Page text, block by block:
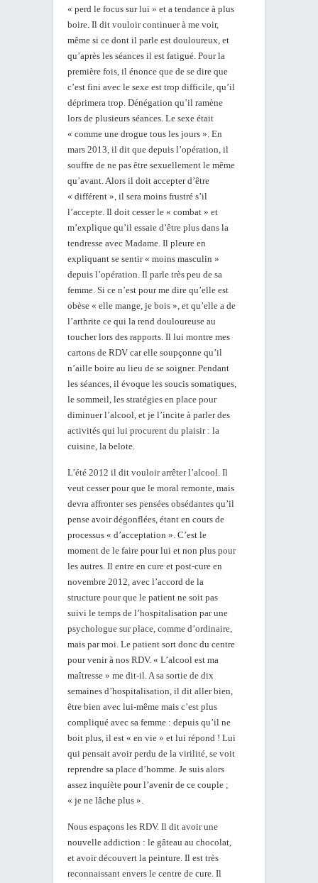
« perd le focus sur lui » et a tendance à plus
boire. Il dit vouloir continuer à me voir,
même si ce dont il parle est douloureux, et
qu’après les séances il est fatigué. Pour la
première fois, il énonce que de se dire que
c’est fini avec le sexe est trop difficile, qu’il
déprimera trop. Dénégation qu’il ramène
lors de plusieurs séances. Le sexe était
« comme une drogue tous les jours ». En
mars 2013, il dit que depuis l’opération, il
souffre de ne pas être sexuellement le même
qu’avant. Alors il doit accepter d’être
« différent », il sera moins frustré s’il
l’accepte. Il doit cesser le « combat » et
m’explique qu’il essaie d’être plus dans la
tendresse avec Madame. Il pleure en
expliquant se sentir « moins masculin »
depuis l’opération. Il parle très peu de sa
femme. Si ce n’est pour me dire qu’elle est
obèse « elle mange, je bois », et qu’elle a de
l’arthrite ce qui la rend douloureuse au
toucher lors des rapports. Il lui montre mes
cartons de RDV car elle soupçonne qu’il
n’aille boire au lieu de se soigner. Pendant
les séances, il évoque les soucis somatiques,
le sommeil, les stratégies en place pour
diminuer l’alcool, et je l’incite à parler des
activités qui lui procurent du plaisir : la
cuisine, la belote.
L’été 2012 il dit vouloir arrêter l’alcool. Il
veut cesser pour que le moral remonte, mais
devra affronter ses pensées obsédantes qu’il
pense avoir dégonflées, étant en cours de
processus « d’acceptation ». C’est le
moment de le faire pour lui et non plus pour
les autres. Il entre en cure et post-cure en
novembre 2012, avec l’accord de la
structure pour que le patient ne soit pas
suivi le temps de l’hospitalisation par une
psychologue sur place, comme d’ordinaire,
mais par moi. Le patient sort donc du centre
pour venir à nos RDV. « L’alcool est ma
maîtresse » me dit-il. A sa sortie de dix
semaines d’hospitalisation, il dit aller bien,
être bien avec lui-même mais c’est plus
compliqué avec sa femme : depuis qu’il ne
boit plus, il est « en vie » et lui répond ! Lui
qui pensait avoir perdu de la virilité, se voit
reprendre sa place d’homme. Je suis alors
assez inquiète pour l’avenir de ce couple ;
« je ne lâche plus ».
Nous espaçons les RDV. Il dit avoir une
nouvelle addiction : le gâteau au chocolat,
et avoir découvert la peinture. Il est très
reconnaissant envers le centre de cure. Il